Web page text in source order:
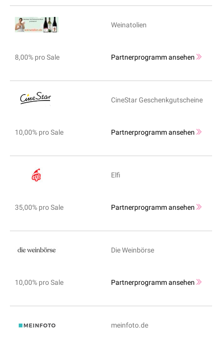
Weinatolien
8,00% pro Sale Partnerprogramm ansehen
CineStar Geschenkgutscheine
10,00% pro Sale Partnerprogramm ansehen
Elfi
35,00% pro Sale Partnerprogramm ansehen
Die Weinbörse
10,00% pro Sale Partnerprogramm ansehen
meinfoto.de